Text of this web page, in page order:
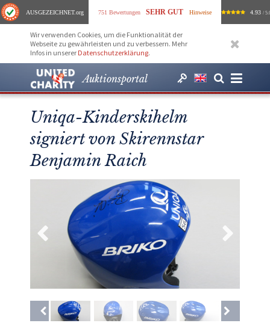
AUSGEZEICHNET.org 751 Bewertungen SEHR GUT Hinweise 4.93 /
Wir verwenden Cookies, um die Funktionalität der
Webseite zu gewährleisten und zu verbessern. Mehr
Infos in unserer Datenschutzerklärung.
Auktionsportal
Uniqa-Kinderskihelm
signiert von Skirennstar
Benjamin Raich